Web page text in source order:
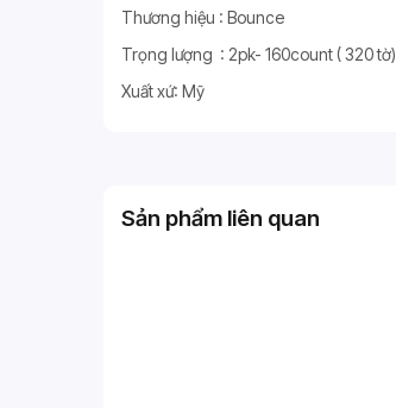
Thương hiệu : Bounce
Trọng lượng : 2pk- 160count ( 320 tờ)
Xuất xứ: Mỹ
Sản phẩm liên quan